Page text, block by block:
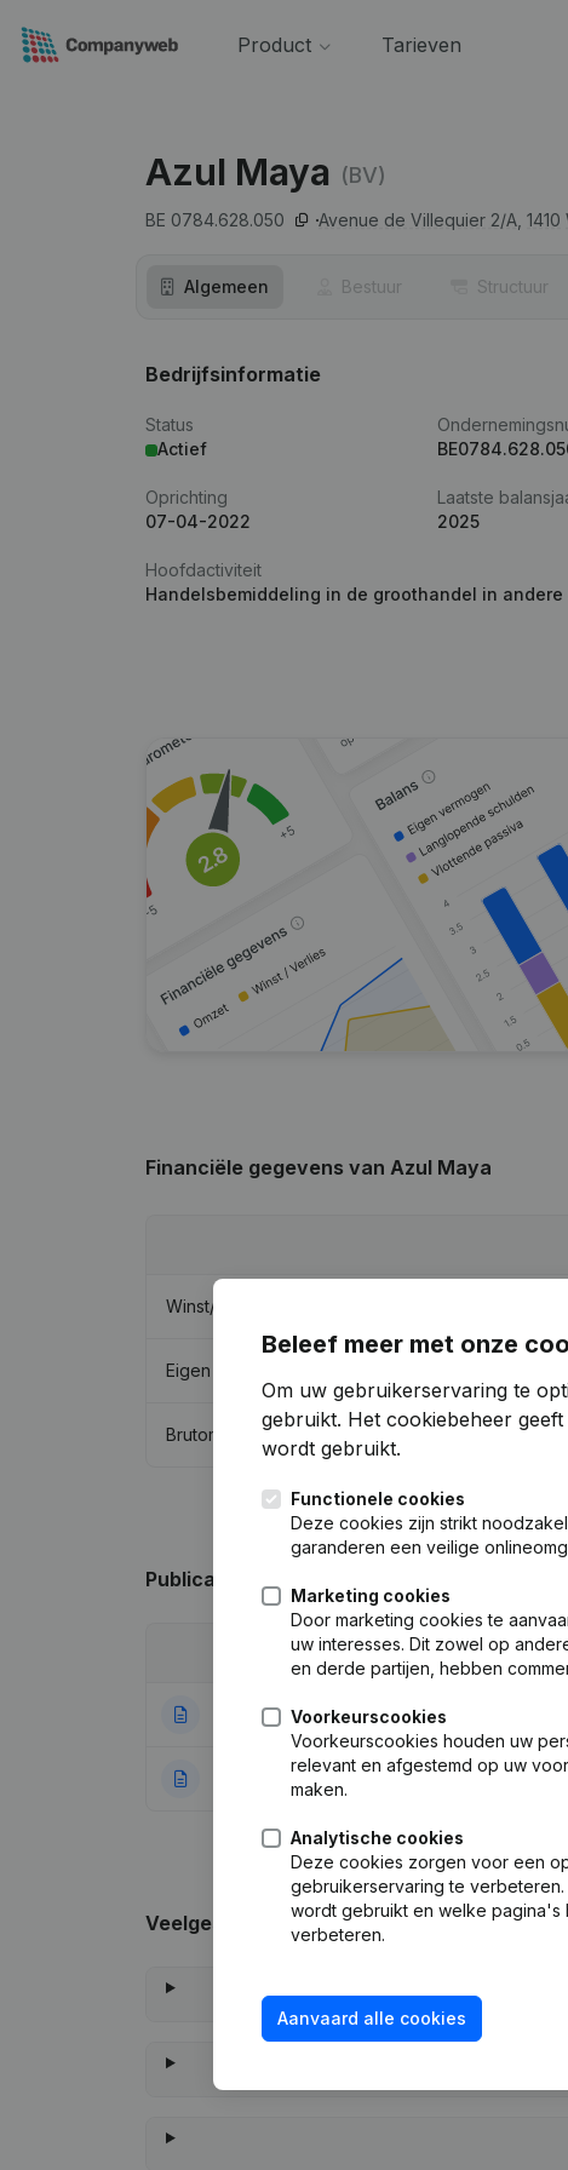
Product Tarieven
Azul Maya (BV)
BE 0784.628.050 Avenue de Villequier 2/A, 1410
Algemeen Bestuur Structuur
Bedrijfsinformatie
Status
Actief
Oprichting
07-04-2022
Laatste
2025
Hoofdactiviteit
Handelsbemiddeling in de groothandel in
Financiële gegevens van Azul Maya
Winst/Verlies
Eigen vermogen
Brutomarge
Publicaties
Publicatie
14-03-2023 Ontslagnemingen,
11-04-2022 Rubriek Oprichting
Veelgestelde vragen
Beleef meer met onze
Om uw gebruikerservaring te
gebruikt. Het cookiebeheer
wordt gebruikt.
Functionele cookies
Deze cookies zijn strikt
garanderen een veilige
Marketing cookies
Door marketing cookies te
uw interesses. Dit zowel op
en derde partijen, hebben
Voorkeurscookies
Voorkeurscookies houden uw
relevant en afgestemd op uw
maken.
Analytische cookies
Deze cookies zorgen voor een
gebruikerservaring te
wordt gebruikt en welke pagina's
verbeteren.
Aanvaard alle cookies